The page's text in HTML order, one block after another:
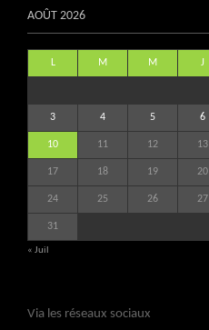
AOÛT 2026
L M M J
3 4 5 6
10 11 12 13
17 18 19 20
24 25 26 27
31
« Juil
Via les réseaux sociaux